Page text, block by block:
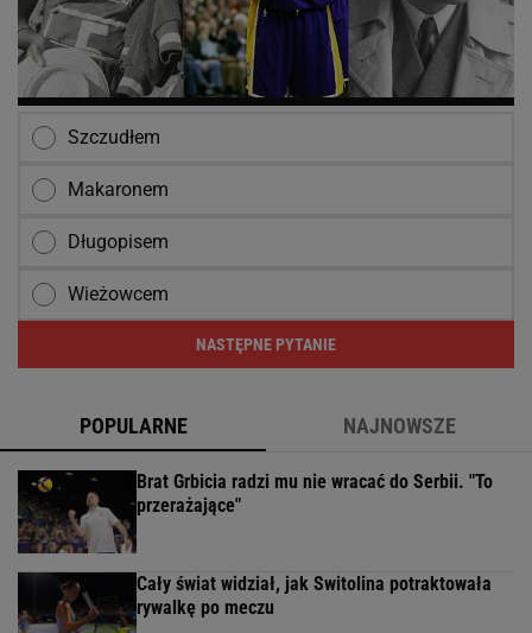
Szczudłem
Makaronem
Długopisem
Wieżowcem
NASTĘPNE PYTANIE
POPULARNE NAJNOWSZE
Brat Grbicia radzi mu nie wracać do Serbii. "To
przerażające"
Cały świat widział, jak Switolina potraktowała
rywalkę po meczu